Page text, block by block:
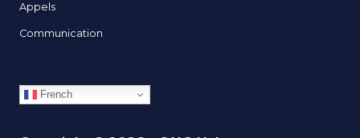
Appels
Communication
French